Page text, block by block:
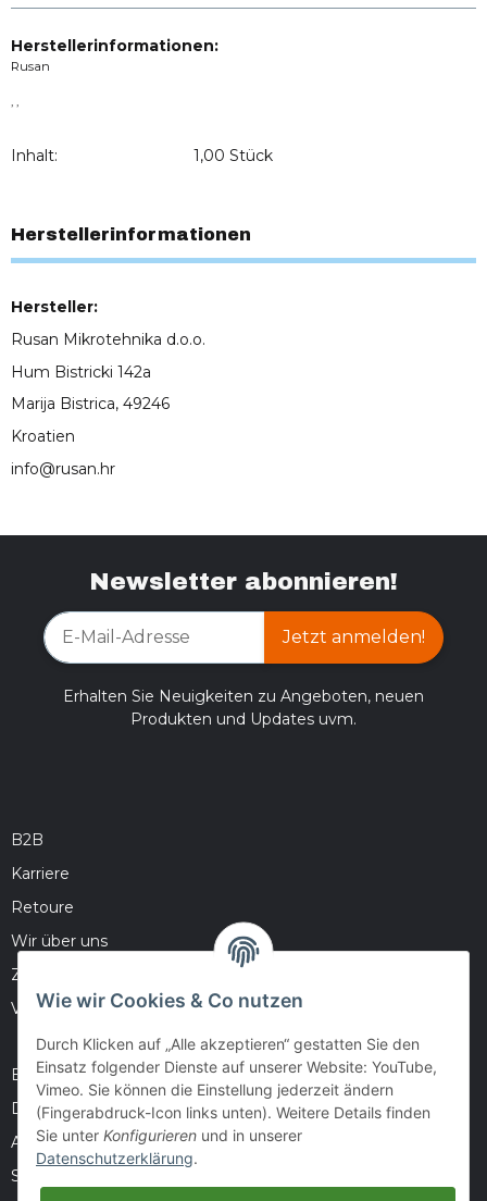
Herstellerinformationen:
Rusan
, ,
Inhalt: 1,00 Stück
Herstellerinformationen
Hersteller:
Rusan Mikrotehnika d.o.o.
Hum Bistricki 142a
Marija Bistrica, 49246
Kroatien
info@rusan.hr
Newsletter abonnieren!
Jetzt anmelden!
Erhalten Sie Neuigkeiten zu Angeboten, neuen
Produkten und Updates uvm.
B2B
Karriere
Retoure
Wir über uns
Zahlungsmöglichkeiten
Versandinformationen
Barrierefreiheitserklärung
Datenschutz
AGB
Sitemap
Wie wir Cookies & Co nutzen
Durch Klicken auf „Alle akzeptieren“ gestatten Sie den
Einsatz folgender Dienste auf unserer Website: YouTube,
Vimeo. Sie können die Einstellung jederzeit ändern
(Fingerabdruck-Icon links unten). Weitere Details finden
Sie unter Konfigurieren und in unserer
Datenschutzerklärung.